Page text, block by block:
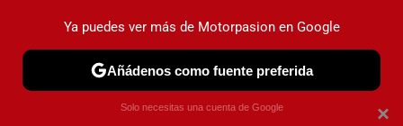
PRUEBAS COCHES ELÉCTRICOS OBSERVATORIO
×
Ya puedes ver más de Motorpasion en Google
Añádenos como fuente preferida
Solo necesitas una cuenta de Google